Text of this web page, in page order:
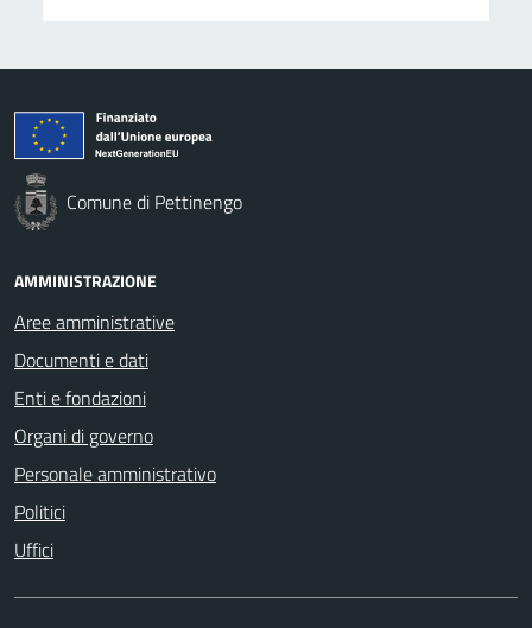
Comune di Pettinengo
AMMINISTRAZIONE
Aree amministrative
Documenti e dati
Enti e fondazioni
Organi di governo
Personale amministrativo
Politici
Uffici